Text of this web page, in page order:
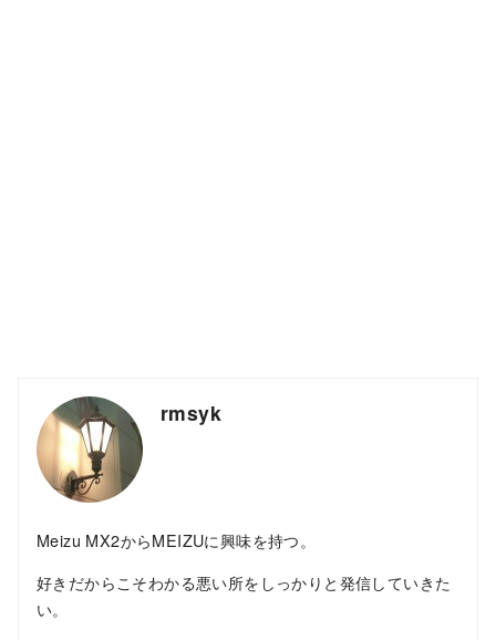
rmsyk
Meizu MX2からMEIZUに興味を持つ。
好きだからこそわかる悪い所をしっかりと発信していきた
い。